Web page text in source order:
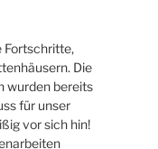
Fortschritte,
Die
wurden bereits
für unser
vor sich hin!